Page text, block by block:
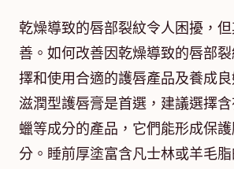
乾燥導致的唇部裂紋令人困擾，
善。如何改善因乾燥導致的唇部
擇和使用合適的護唇產品及養成良
滋潤型護唇膏是首選，建議選擇
蠟等成分的產品，它們能形成保
分。睡前厚塗富含凡士林或羊毛脂